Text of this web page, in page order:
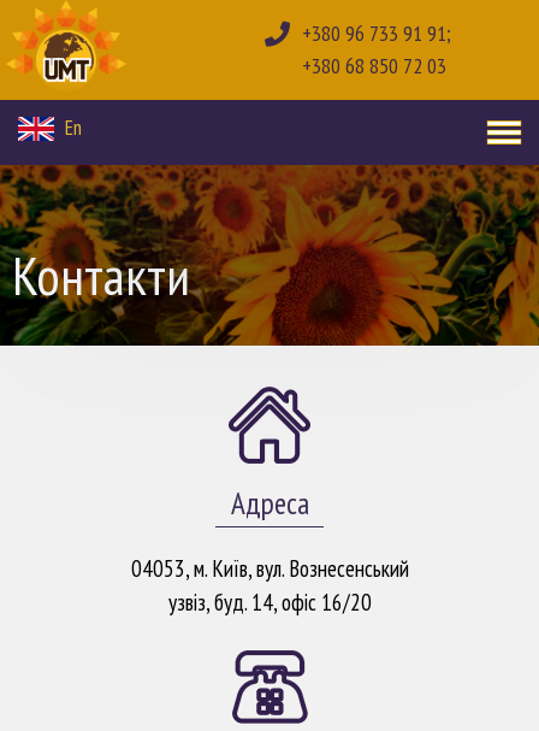
+380 96 733 91 91;
+380 68 850 72 03
En
Контакти
Адреса
04053, м. Київ, вул. Вознесенський
узвіз, буд. 14, офіс 16/20